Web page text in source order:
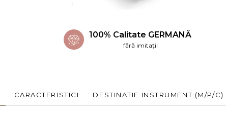
100% Calitate GERMANĂ
fără imitații
CARACTERISTICI DESTINATIE INSTRUMENT (M/P/C)